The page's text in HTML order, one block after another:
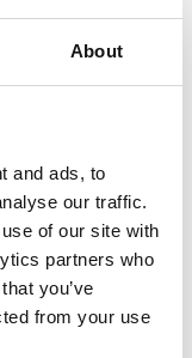
About
and ads, to
our traffic.
of our site with
partners who
you’ve
from your use
LESNI